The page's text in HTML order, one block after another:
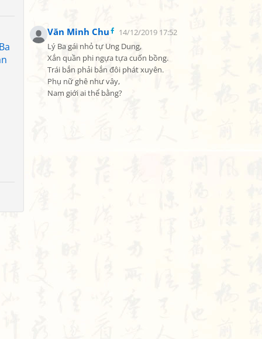
Văn Minh Chu
14/12/2019 17:52
Lý Ba gái nhỏ tự Ung Dung,
Xắn quần phi ngựa tựa cuốn bồng.
Trái bắn phải bắn đôi phát xuyên.
Phụ nữ ghê như vây,
Nam giới ai thể bằng?